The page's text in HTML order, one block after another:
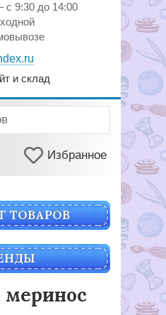
с 9:30 до 14:00
и склад
Избранное
ТОВАРОВ